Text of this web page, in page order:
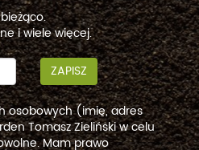
i wiele więcej.
ZAPISZ
osobowych (imię, adres
Tomasz Zieliński w celu
Mam prawo